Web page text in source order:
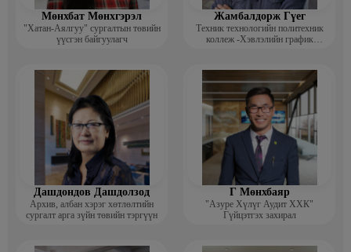
Мөнхбат Мөнхгэрэл
"Хатан-Аялгуу" сургалтын төвийн
үүсгэн байгуулагч
Жамбалдорж Гүег
Техник технологийн политехник
коллеж -Хэвлэлийн график
Дашдондов Дашдолзод
Архив, албан хэрэг хөтлөлтийн
сургалт арга зүйн төвийн тэргүүн
Г Мөнхбаяр
"Азуре Хүлүг Аудит ХХК"
Гүйцэтгэх захирал